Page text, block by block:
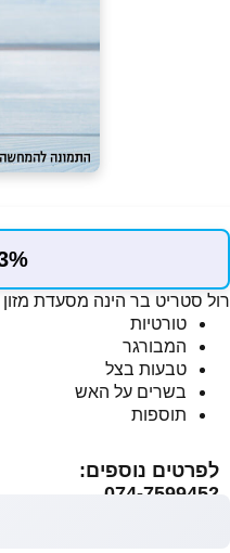
3% הנחה אוטומטית למשלמים
רול סטריט בר הינה מסעדת
טורטיות
המבורגר
טבעות בצל
בשרים על האש
תוספות
לפרטים נוספים: